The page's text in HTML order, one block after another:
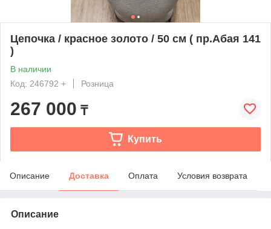
Цепочка / красное золото / 50 см ( пр.Абая 141
)
В наличии
Код: 246792 +
Розница
267 000 ₸
Купить
Описание Доставка Оплата Условия возврата
Описание